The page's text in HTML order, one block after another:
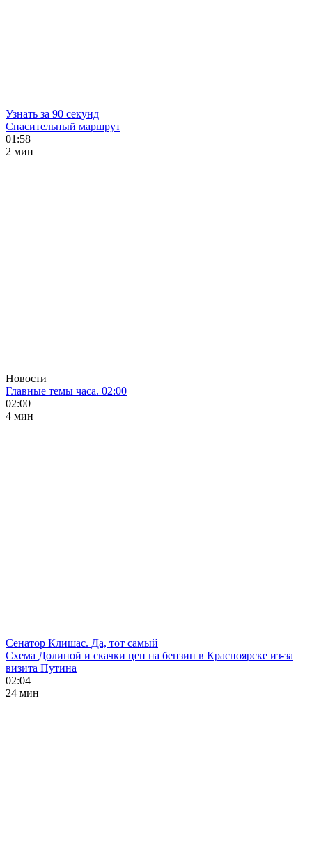
Узнать за 90 секунд
Спасительный маршрут
01:58
2 мин
Новости
Главные темы часа. 02:00
02:00
4 мин
Сенатор Клишас. Да, тот самый
Схема Долиной и скачки цен на бензин в Красноярске из-за
визита Путина
02:04
24 мин